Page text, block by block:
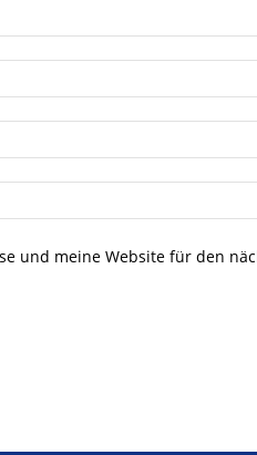
und meine Website für den